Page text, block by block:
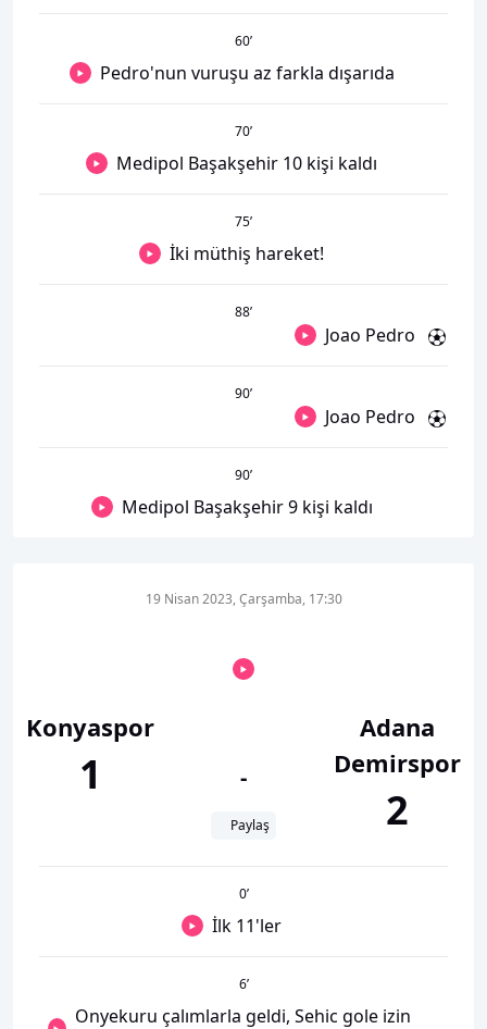
60’
Pedro'nun vuruşu az farkla dışarıda
70’
Medipol Başakşehir 10 kişi kaldı
75’
İki müthiş hareket!
88’
Joao Pedro
90’
Joao Pedro
90’
Medipol Başakşehir 9 kişi kaldı
Konyaspor
1
19 Nisan 2023, Çarşamba, 17:30
-
Paylaş
Adana
Demirspor
2
0’
İlk 11'ler
6’
Onyekuru çalımlarla geldi, Sehic gole izin